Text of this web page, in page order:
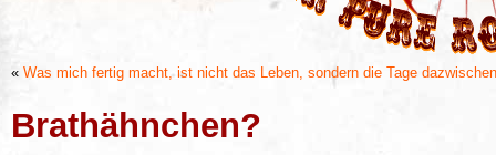
« Was mich fertig macht, ist nicht das Leben, sondern die Tage dazwischen
Brathähnchen?